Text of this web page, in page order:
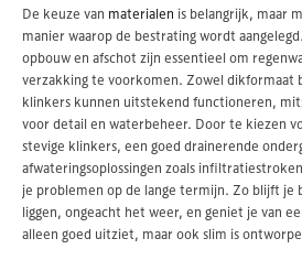
De keuze van materialen is belangrijk, maar
manier waarop de bestrating wordt
opbouw en afschot zijn essentieel om
verzakking te voorkomen. Zowel dikformaat
klinkers kunnen uitstekend functioneren,
voor detail en waterbeheer. Door te kiezen
stevige klinkers, een goed drainerende
afwateringsoplossingen zoals
je problemen op de lange termijn. Zo blijft je
liggen, ongeacht het weer, en geniet je van
alleen goed uitziet, maar ook slim is